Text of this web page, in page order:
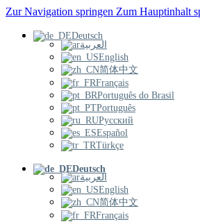
Zur Navigation springen Zum Hauptinhalt
Deutsch
العربية
English
简体中文
Français
Português do Brasil
Português
Русский
Español
Türkçe
Deutsch
العربية
English
简体中文
Français